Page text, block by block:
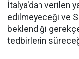
İtalya'dan verilen
edilmeyeceği ve
beklendiği
tedbirlerin